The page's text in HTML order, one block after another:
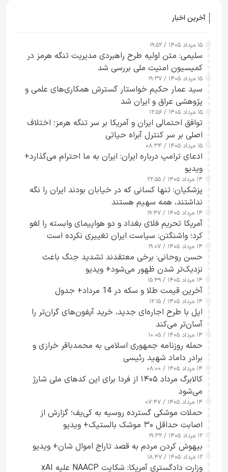
آخرین اخبار
۱۵ مرداد ۱۴۰۵ / ۱۹:۵۲
سلیمی: متن اولیه طرح راهبردی مدیریت تنگه هرمز در
کمیسیون امنیت ملی بررسی شد
۱۵ مرداد ۱۴۰۵ / ۱۹:۳۷
سید عمار حکیم خواستار گسترش همکاری‌های علمی و
پژوهشی عراق و ایران شد
۱۵ مرداد ۱۴۰۵ / ۱۲:۵۶
توافق احتمالی ایران و آمریکا بر سر تنگه هرمز؛ اختلاف
اصلی بر سر کنترل آبراه حیاتی
۱۵ مرداد ۱۴۰۵ / ۰۸:۳۴
ادعای ترامپ درباره ایران: ایران به ما احترام می‌گذارد+
ویدیو
۱۴ مرداد ۱۴۰۵ / ۲۲:۵۵
پزشکیان: تنها کسانی که در خیابان بودند ایران را نگه
نداشتند، همه سهیم هستند
۱۴ مرداد ۱۴۰۵ / ۱۹:۴۷
آمریکا تحریم فلای بغداد و دو هواپیمای وابسته را لغو
کرد؛ واشنگتن: سیاست ایران تغییری نکرده است
۱۴ مرداد ۱۴۰۵ / ۱۹:۰۷
حسن روحانی: برخی معتقدند تشدید جنگ باعث
نزدیک‌تر شدن ظهور می‌شود+ ویدیو
۱۴ مرداد ۱۴۰۵ / ۱۵:۴۹
آخرین قیمت طلا و سکه در 14 مرداد+ جدول
۱۴ مرداد ۱۴۰۵ / ۱۲:۱۵
اپل با طرح اجاره‌ای جدید، خرید آیفون‌های گران‌تر را
آسان‌تر می‌کند
۱۴ مرداد ۱۴۰۵ / ۱۰:۰۵
حمله روزنامه جمهوری اسلامی به محمدباقر خرازی و
برادر داماد شهید رئیسی
۱۴ مرداد ۱۴۰۵ / ۰۸:۰۰
کالابرگ مرداد ۱۴۰۵ از فردا برای این کدهای ملی شارژ
می‌شود
۱۴ مرداد ۱۴۰۵ / ۰۷:۴۷
حملات موشکی گسترده روسیه به کی‌یف؛ گزارش از
اصابت حداقل ۳۰ موشک بالستیک+ ویدیو
۱۲ مرداد ۱۴۰۵ / ۱۹:۳۲
بیهوش کردن مردم به قصد تاراج اموال شان+ ویدیو
۱۲ مرداد ۱۴۰۵ / ۱۸:۴۷
وزارت دادگستری آمریکا: شکایت NAACP علیه xAI